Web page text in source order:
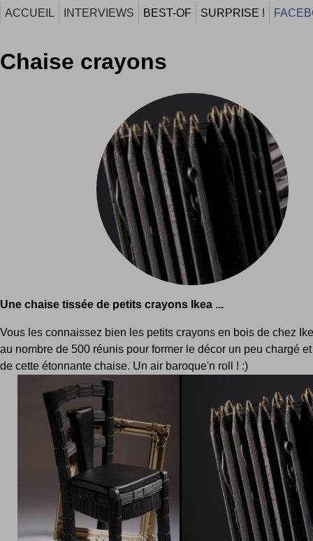
ACCUEIL INTERVIEWS BEST-OF SURPRISE !
Chaise crayons
Une chaise tissée de petits crayons Ikea ...
Vous les connaissez bien les petits crayons en bois de chez
au nombre de 500 réunis pour former le décor un peu chargé
de cette étonnante chaise. Un air baroque'n roll ! :)